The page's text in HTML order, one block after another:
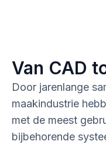
Van CAD
Door jarenlange
maakindustrie
met de meest
bijbehorende